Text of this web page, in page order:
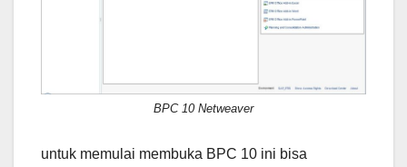
BPC 10 Netweaver
untuk memulai membuka BPC 10 ini bisa